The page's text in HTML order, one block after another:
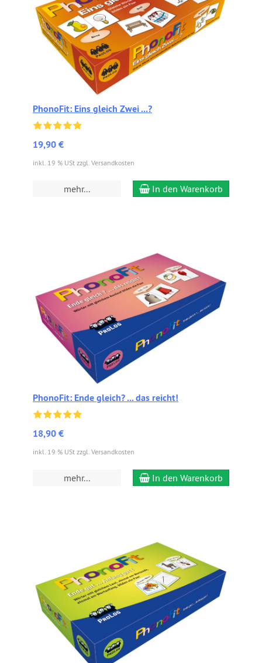
PhonoFit: Eins gleich Zwei ...?
19,90 €
inkl. 19 % USt zzgl. Versandkosten
mehr... In den Warenkorb
PhonoFit: Ende gleich? ... das reicht!
18,90 €
inkl. 19 % USt zzgl. Versandkosten
mehr... In den Warenkorb